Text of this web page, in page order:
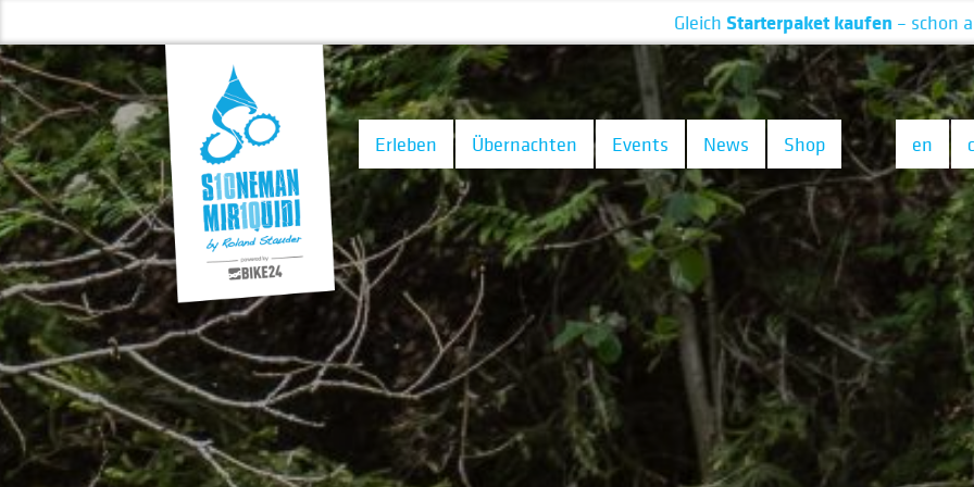
Starterpaket kaufen– schon ab 19 € »
Erleben Übernachten Events News Shop en